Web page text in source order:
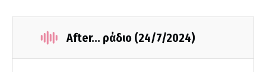
After... ράδιο (24/7/2024)